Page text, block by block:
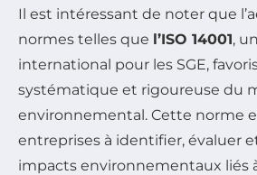
Il est intéressant de noter que
normes telles que l’ISO 14001,
international pour les SGE,
systématique et rigoureuse du
environnemental. Cette norme
entreprises à identifier, évaluer
impacts environnementaux liés